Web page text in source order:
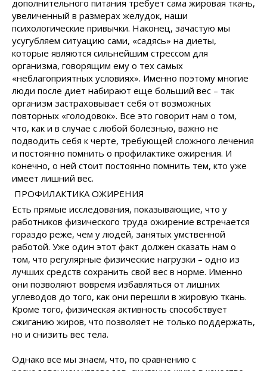
дополнительного питания требует сама жировая ткань,
увеличенный в размерах желудок, наши
психологические привычки. Наконец, зачастую мы
усугубляем ситуацию сами, «садясь» на диеты,
которые являются сильнейшим стрессом для
организма, говорящим ему о тех самых
«неблагоприятных условиях». Именно поэтому многие
люди после диет набирают еще больший вес – так
организм застраховывает себя от возможных
повторных «голодовок». Все это говорит нам о том,
что, как и в случае с любой болезнью, важно не
подводить себя к черте, требующей сложного лечения
и постоянно помнить о профилактике ожирения. И
конечно, о ней стоит постоянно помнить тем, кто уже
имеет лишний вес.
ПРОФИЛАКТИКА ОЖИРЕНИЯ
Есть прямые исследования, показывающие, что у
работников физического труда ожирение встречается
гораздо реже, чем у людей, занятых умственной
работой. Уже один этот факт должен сказать нам о
том, что регулярные физические нагрузки – одно из
лучших средств сохранить свой вес в норме. Именно
они позволяют вовремя избавляться от лишних
углеводов до того, как они перешли в жировую ткань.
Кроме того, физическая активность способствует
сжиганию жиров, что позволяет не только поддержать,
но и снизить вес тела.
Однако все мы знаем, что, по сравнению с